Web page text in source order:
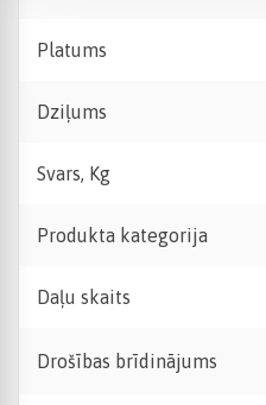
Platums
Dziļums
Svars, Kg
Produkta kategorija
Daļu skaits
Drošības brīdinājums